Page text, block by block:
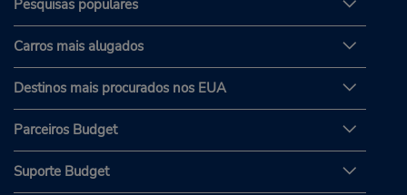
Pesquisas populares
Carros mais alugados
Destinos mais procurados nos EUA
Parceiros Budget
Suporte Budget